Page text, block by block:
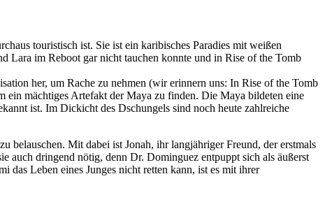
touristisch ist. Sie ist ein karibisches Paradies mit weißen
Lara im Reboot gar nicht tauchen konnte und in Rise of the Tomb
her, um Rache zu nehmen (wir erinnern uns: In Rise of the Tomb
mächtiges Artefakt der Maya zu finden. Die Maya bildeten eine
ist. Im Dickicht des Dschungels sind noch heute zahlreiche
belauschen. Mit dabei ist Jonah, ihr langjähriger Freund, der erstmals
auch dringend nötig, denn Dr. Dominguez entpuppt sich als äußerst
das Leben eines Junges nicht retten kann, ist es mit ihrer